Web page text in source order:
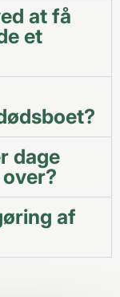
at få
et
dage
af